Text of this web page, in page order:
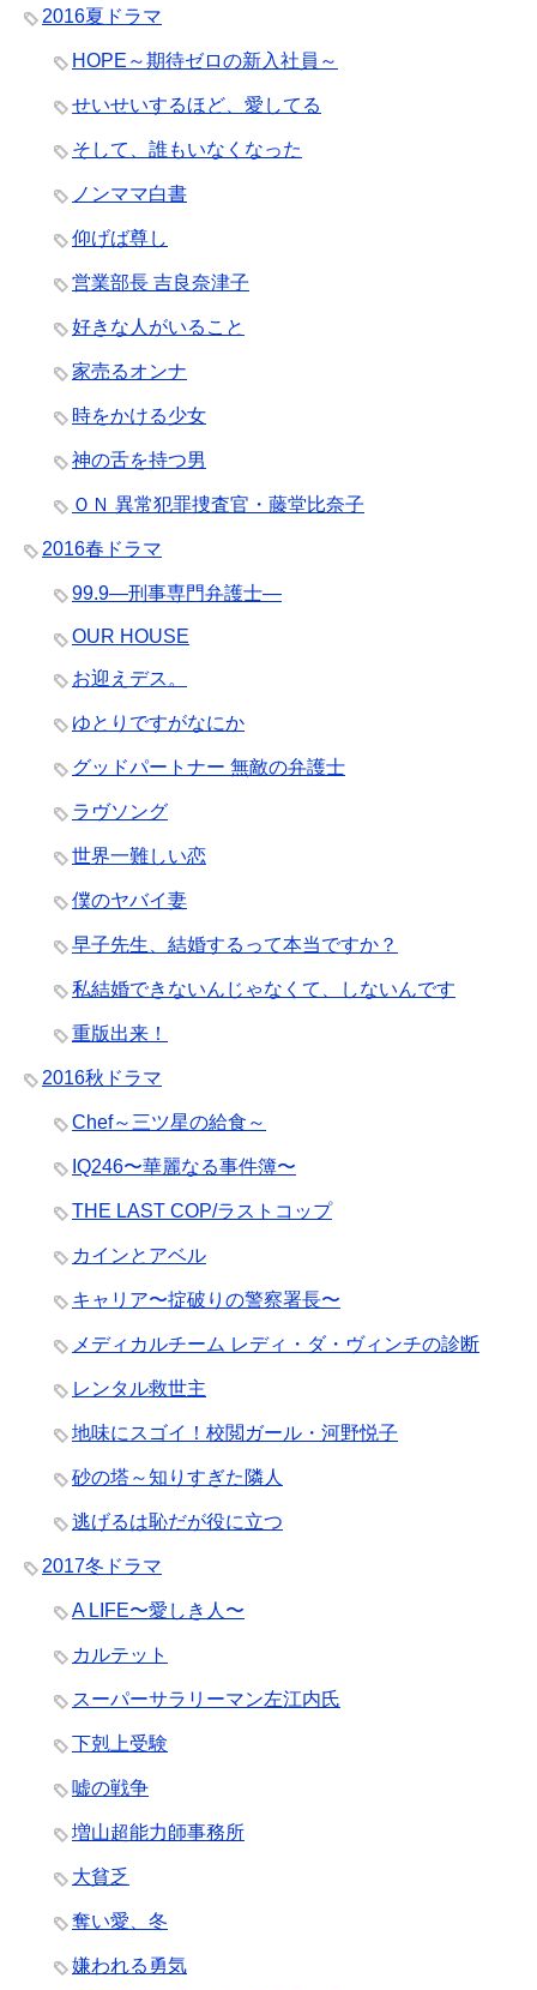
2016夏ドラマ
HOPE～期待ゼロの新入社員～
せいせいするほど、愛してる
そして、誰もいなくなった
ノンママ白書
仰げば尊し
営業部長 吉良奈津子
好きな人がいること
家売るオンナ
時をかける少女
神の舌を持つ男
ＯＮ 異常犯罪捜査官・藤堂比奈子
2016春ドラマ
99.9―刑事専門弁護士―
OUR HOUSE
お迎えデス。
ゆとりですがなにか
グッドパートナー 無敵の弁護士
ラヴソング
世界一難しい恋
僕のヤバイ妻
早子先生、結婚するって本当ですか？
私結婚できないんじゃなくて、しないんです
重版出来！
2016秋ドラマ
Chef～三ツ星の給食～
IQ246〜華麗なる事件簿〜
THE LAST COP/ラストコップ
カインとアベル
キャリア〜掟破りの警察署長〜
メディカルチーム レディ・ダ・ヴィンチの診断
レンタル救世主
地味にスゴイ！校閲ガール・河野悦子
砂の塔～知りすぎた隣人
逃げるは恥だが役に立つ
2017冬ドラマ
A LIFE〜愛しき人〜
カルテット
スーパーサラリーマン左江内氏
下剋上受験
嘘の戦争
増山超能力師事務所
大貧乏
奪い愛、冬
嫌われる勇気